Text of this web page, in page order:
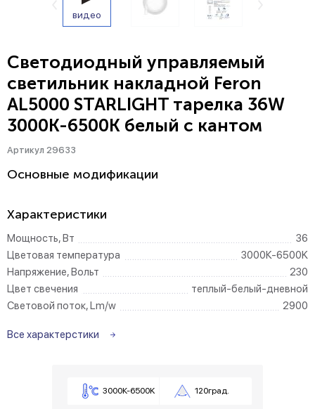
видео
Светодиодный управляемый
светильник накладной Feron
AL5000 STARLIGHT тарелка 36W
3000К-6500K белый с кантом
Артикул 29633
Основные модификации
Характеристики
Мощность, Вт
36
Цветовая температура
3000К-6500K
Напряжение, Вольт
230
Цвет свечения
теплый-белый-дневной
Световой поток, Lm/w
2900
Все характерстики
3000К-6500K 120град.